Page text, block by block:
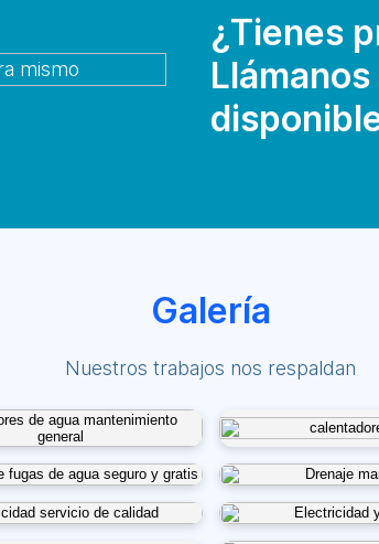
¿Tienes
Galería
Nuestros trabajos nos respaldan